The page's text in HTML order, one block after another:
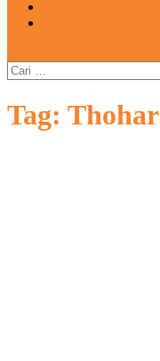
Cari
untuk:
Tag: Thohar